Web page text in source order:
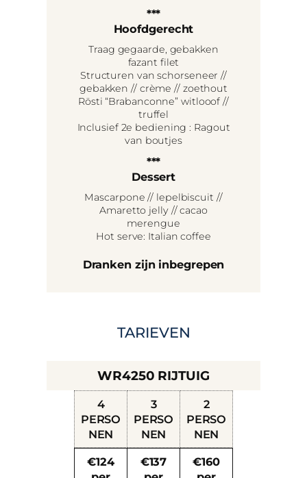
***
Hoofdgerecht
Traag gegaarde, gebakken
fazant filet
Structuren van schorseneer //
gebakken // crème // zoethout
Rösti “Brabanconne” witlooof //
truffel
Inclusief 2e bediening : Ragout
van boutjes
***
Dessert
Mascarpone // lepelbiscuit //
Amaretto jelly // cacao
merengue
Hot serve: Italian coffee
Dranken zijn inbegrepen
TARIEVEN
WR4250 RIJTUIG
4
PERSO
NEN
3
PERSO
NEN
2
PERSO
NEN
€124
€137
€160